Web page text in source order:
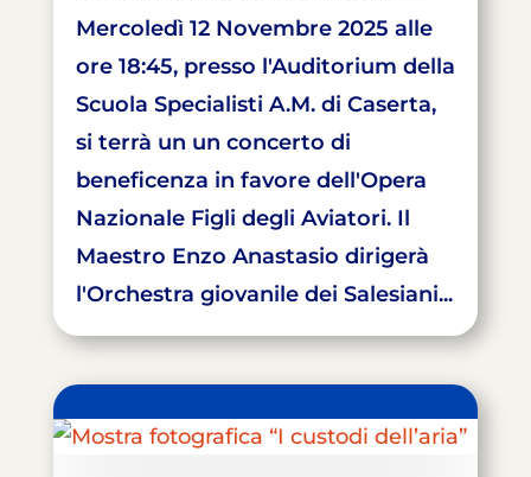
Mercoledì 12 Novembre 2025 alle
ore 18:45, presso l'Auditorium della
Scuola Specialisti A.M. di Caserta,
si terrà un un concerto di
beneficenza in favore dell'Opera
Nazionale Figli degli Aviatori. Il
Maestro Enzo Anastasio dirigerà
l'Orchestra giovanile dei Salesiani...